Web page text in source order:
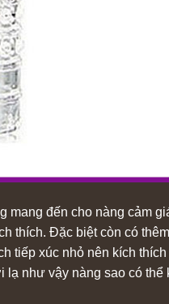
mang đến cho nàng cảm
thích. Đặc biệt còn có
tiếp xúc nhỏ nên kích
như vậy nàng sao có thể